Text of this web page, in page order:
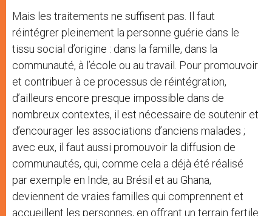
Mais les traitements ne suffisent pas. Il faut
réintégrer pleinement la personne guérie dans le
tissu social d’origine : dans la famille, dans la
communauté, à l’école ou au travail. Pour promouvoir
et contribuer à ce processus de réintégration,
d’ailleurs encore presque impossible dans de
nombreux contextes, il est nécessaire de soutenir et
d’encourager les associations d’anciens malades ;
avec eux, il faut aussi promouvoir la diffusion de
communautés, qui, comme cela a déjà été réalisé
par exemple en Inde, au Brésil et au Ghana,
deviennent de vraies familles qui comprennent et
accueillent les personnes, en offrant un terrain fertile